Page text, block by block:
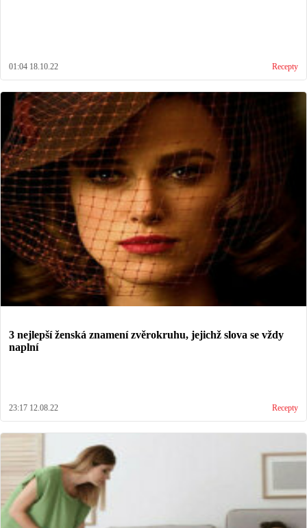
01:04 18.10.22 Recepty
3 nejlepší ženská znamení zvěrokruhu, jejichž slova se vždy
naplní
23:17 12.08.22 Recepty